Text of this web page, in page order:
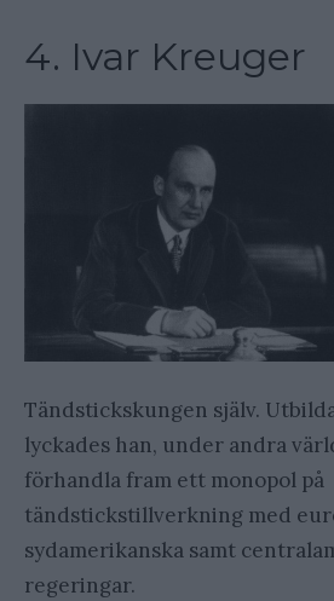
4. Ivar Kreuger
Tändstickskungen själv.
lyckades han, under andra
förhandla fram ett monopol på
tändstickstillverkning med
sydamerikanska samt
regeringar.